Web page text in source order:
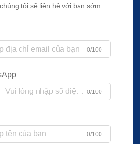
tôi sẽ liên hệ với bạn sớm.
0/100
0/100
0/100